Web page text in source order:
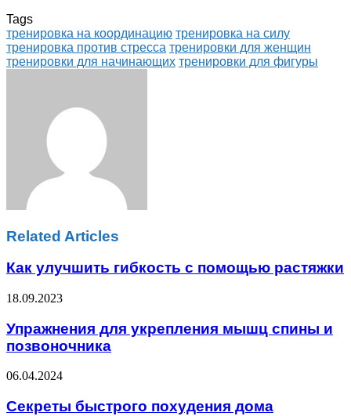
Tags
тренировка на координацию тренировка на силу
тренировка против стресса тренировки для женщин
тренировки для начинающих тренировки для фигуры
Related Articles
Как улучшить гибкость с помощью растяжки
18.09.2023
Упражнения для укрепления мышц спины и
позвоночника
06.04.2024
Секреты быстрого похудения дома